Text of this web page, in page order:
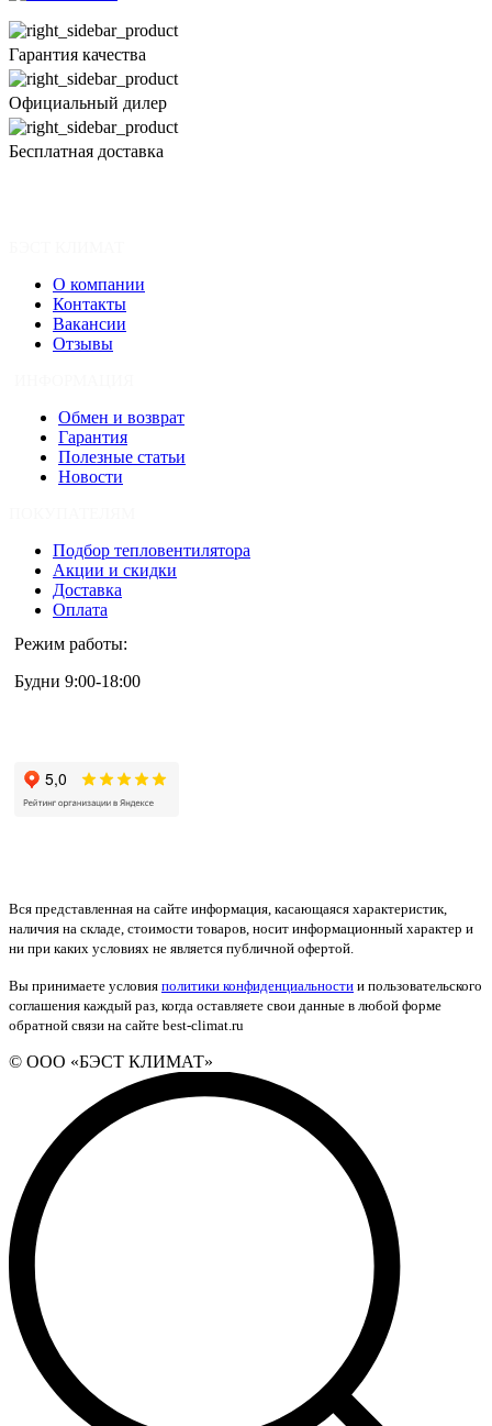
Гарантия качества
Официальный дилер
Бесплатная доставка
О компании
Контакты
Вакансии
Отзывы
Обмен и возврат
Гарантия
Полезные статьи
Новости
Подбор тепловентилятора
Акции и скидки
Доставка
Оплата
Режим работы:
Будни 9:00-18:00
Вся представленная на сайте информация, касающаяся характеристик,
наличия на складе, стоимости товаров, носит информационный характер и
ни при каких условиях не является публичной офертой.
Вы принимаете условия политики конфиденциальности и пользовательского
соглашения каждый раз, когда оставляете свои данные в любой форме
обратной связи на сайте best-climat.ru
© ООО «БЭСТ КЛИМАТ»